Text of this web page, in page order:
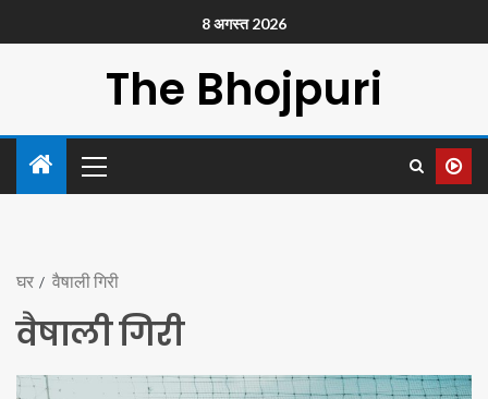
8 अगस्त 2026
The Bhojpuri
घर वैषाली गिरी
वैषाली गिरी